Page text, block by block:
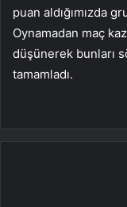
puan aldığımızda
Oynamadan maç
düşünerek bunları
tamamladı.